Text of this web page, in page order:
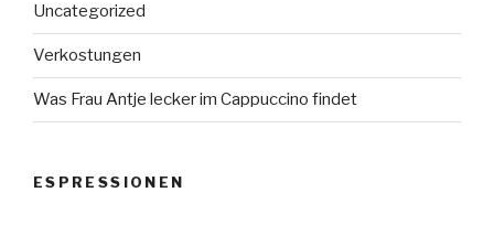
Uncategorized
Verkostungen
Was Frau Antje lecker im Cappuccino findet
ESPRESSIONEN